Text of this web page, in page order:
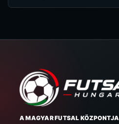
A MAGYAR FUTSAL KÖZPONTJA